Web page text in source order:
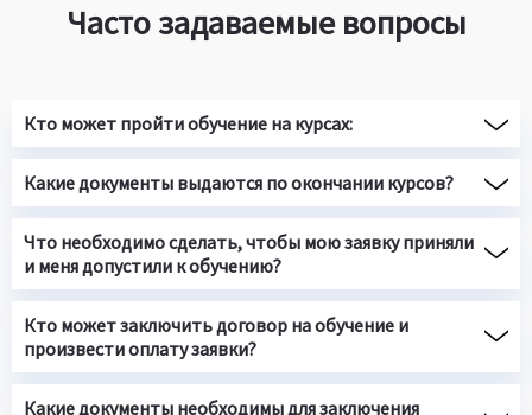
Часто задаваемые вопросы
Кто может пройти обучение на курсах:
Какие документы выдаются по окончании курсов?
Что необходимо сделать, чтобы мою заявку приняли
и меня допустили к обучению?
Кто может заключить договор на обучение и
произвести оплату заявки?
Какие документы необходимы для заключения